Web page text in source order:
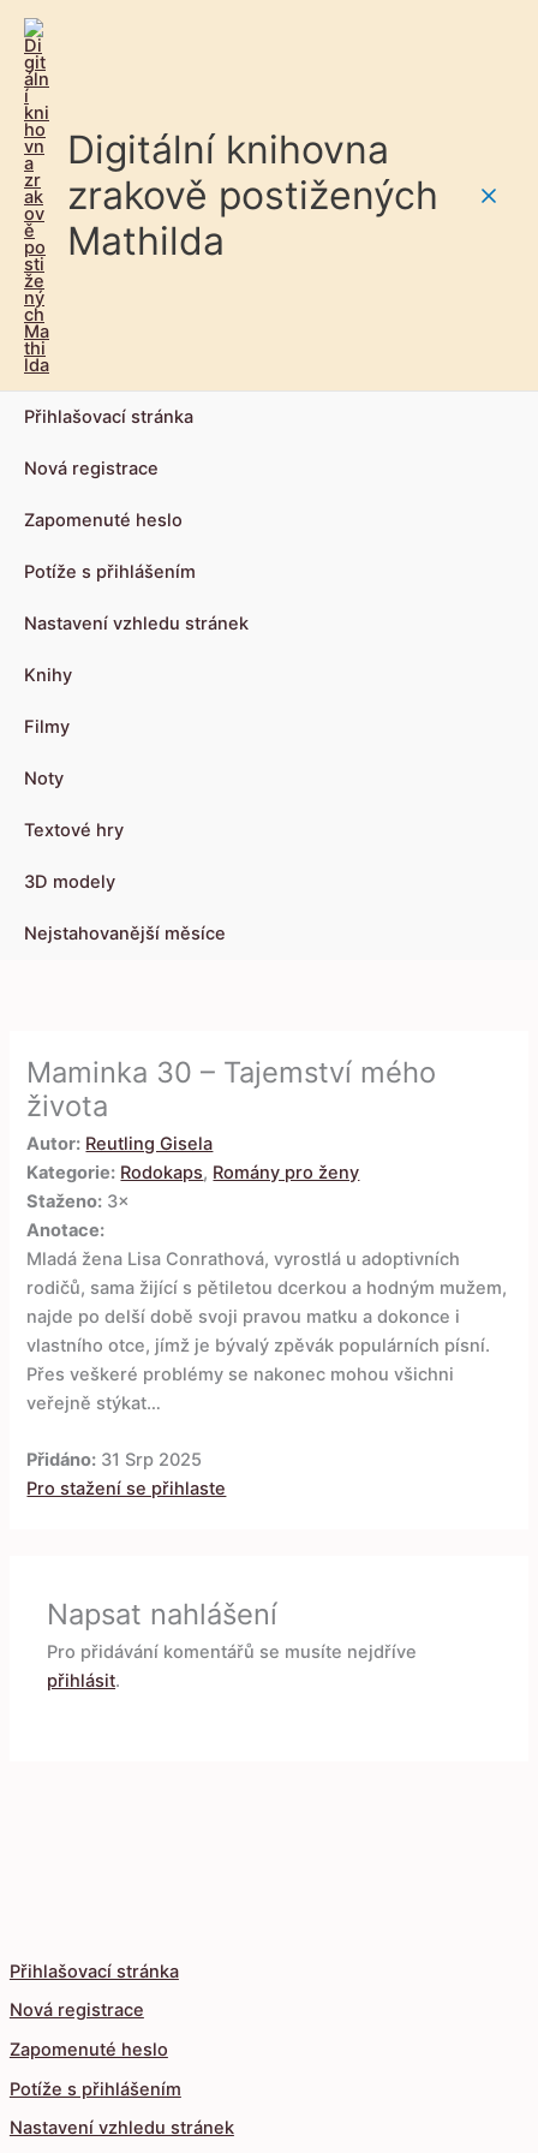
Digitální knihovna
zrakově postižených
Mathilda
Přihlašovací stránka
Nová registrace
Zapomenuté heslo
Potíže s přihlášením
Nastavení vzhledu stránek
Knihy
Filmy
Noty
Textové hry
3D modely
Nejstahovanější měsíce
Přihlašovací stránka
Nová registrace
Zapomenuté heslo
Potíže s přihlášením
Nastavení vzhledu stránek
Maminka 30 – Tajemství mého
života
Autor: Reutling Gisela
Kategorie: Rodokaps, Romány pro ženy
Staženo: 3×
Anotace:
Mladá žena Lisa Conrathová, vyrostlá u adoptivních
rodičů, sama žijící s pětiletou dcerkou a hodným mužem,
najde po delší době svoji pravou matku a dokonce i
vlastního otce, jímž je bývalý zpěvák populárních písní.
Přes veškeré problémy se nakonec mohou všichni
veřejně stýkat…
Přidáno: 31 Srp 2025
Pro stažení se přihlaste
Napsat nahlášení
Pro přidávání komentářů se musíte nejdříve
přihlásit.